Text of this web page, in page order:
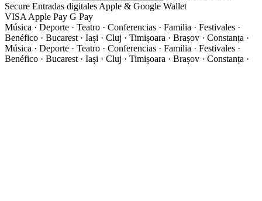
Secure Entradas digitales Apple & Google Wallet
VISA Apple Pay G Pay
Música · Deporte · Teatro · Conferencias · Familia · Festivales ·
Benéfico · Bucarest · Iași · Cluj · Timișoara · Brașov · Constanța ·
Música · Deporte · Teatro · Conferencias · Familia · Festivales ·
Benéfico · Bucarest · Iași · Cluj · Timișoara · Brașov · Constanța ·